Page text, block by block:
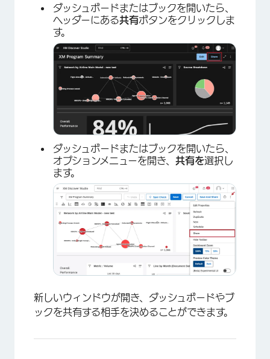
×
ダッシュボードまたはブックを開いたら、
ヘッダーにある共有ボタンをクリックしま
す。
ダッシュボードまたはブックを開いたら、
オプションメニューを開き、 共有を選択し
ます。
新しいウィンドウが開き、ダッシュボードやブ
ックを共有する相手を決めることができます。